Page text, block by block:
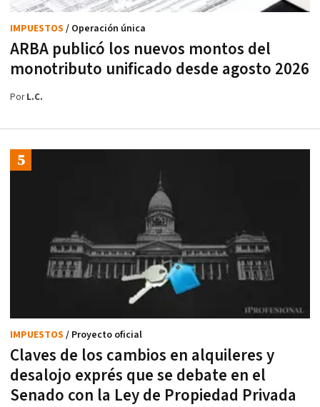
ARBA publicó los nuevos montos del
monotributo unificado desde agosto 2026
IMPUESTOS / Operación única
PorL.C.
Claves de los cambios en alquileres y
desalojo exprés que se debate en el
Senado con la Ley de Propiedad Privada
IMPUESTOS / Proyecto oficial